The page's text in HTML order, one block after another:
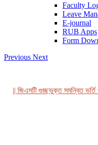
Faculty
Leave
E-journal
RUB Apps
Form
Previous Next
|| জিএসটি গুচ্ছভুক্ত সমন্বিত ভর্তি